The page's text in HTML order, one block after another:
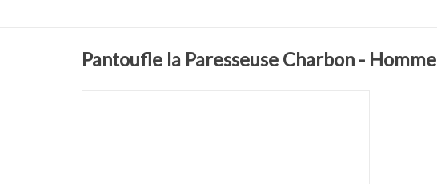
Pantoufle la Paresseuse Charbon - Homme